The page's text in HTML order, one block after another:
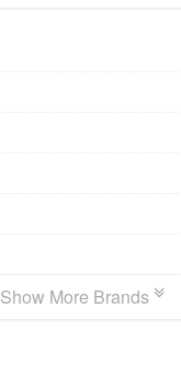
Show More Brands